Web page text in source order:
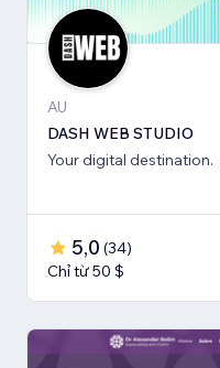
AU
DASH WEB STUDIO
Your digital destination.
5,0 (34)
Chỉ từ 50 $